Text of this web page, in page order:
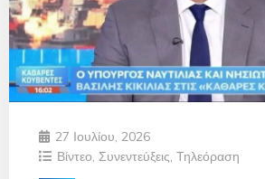
27 Ιουλίου, 2026
Βίντεο, Συνεντεύξεις, Τηλεόραση